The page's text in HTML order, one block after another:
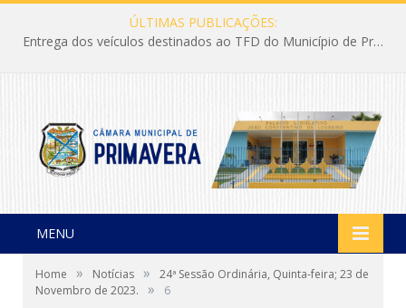
ÚLTIMAS PUBLICAÇÕES:
Entrega dos veículos destinados ao TFD do Município de Primavera
MENU
Home » Notícias »
24ª Sessão Ordinária, Quinta-feira; 23 de
Novembro de 2023.
» 6